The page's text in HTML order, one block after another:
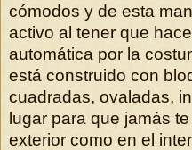
cómodos y de esta
activo al tener que
automática por la
está construido con
cuadradas, ovaladas,
lugar para que jamás
exterior como en el